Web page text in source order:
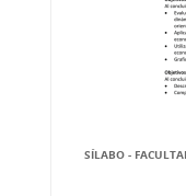
SÍLABO -